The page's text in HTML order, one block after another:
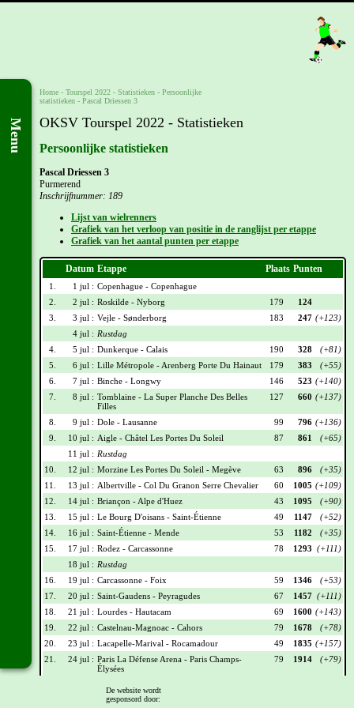
Menu
Home - Tourspel 2022 - Statistieken - Persoonlijke
statistieken - Pascal Driessen 3
OKSV Tourspel 2022 - Statistieken
Persoonlijke statistieken
Pascal Driessen 3
Purmerend
Inschrijfnummer: 189
Lijst van wielrenners
Grafiek van het verloop van positie in de ranglijst per etappe
Grafiek van het aantal punten per etappe
Datum Etappe Plaats Punten
1. 1 jul : Copenhague - Copenhague
2.
2 jul : Roskilde - Nyborg 179
124
3.
3 jul : Vejle - Sønderborg 183 247 (+123)
4 jul : Rustdag
4.
5 jul : Dunkerque - Calais 190 328
(+81)
5.
6 jul : Lille Métropole - Arenberg Porte Du Hainaut 179 383
(+55)
6.
7 jul : Binche - Longwy 146 523 (+140)
7.
8 jul : Tomblaine - La Super Planche Des Belles
Filles
127 660 (+137)
8. 9 jul : Dole - Lausanne 99 796 (+136)
9.
10 jul : Aigle - Châtel Les Portes Du Soleil 87 861
(+65)
11 jul : Rustdag
10.
12 jul : Morzine Les Portes Du Soleil - Megève 63 896
(+35)
11.
13 jul : Albertville - Col Du Granon Serre Chevalier 60 1005 (+109)
12.
14 jul : Briançon - Alpe d'Huez 43 1095
(+90)
13.
15 jul : Le Bourg D'oisans - Saint-Étienne 49 1147
(+52)
14.
16 jul : Saint-Étienne - Mende 53 1182
(+35)
15.
17 jul : Rodez - Carcassonne 78 1293 (+111)
18 jul : Rustdag
16.
19 jul : Carcassonne - Foix 59 1346
(+53)
17.
20 jul : Saint-Gaudens - Peyragudes 67 1457 (+111)
18.
21 jul : Lourdes - Hautacam 69 1600 (+143)
19.
22 jul : Castelnau-Magnoac - Cahors 79 1678
(+78)
20.
23 jul : Lacapelle-Marival - Rocamadour 49 1835 (+157)
21.
24 jul : Paris La Défense Arena - Paris Champs-
Élysées
79 1914 (+79)
Wielrennerslijst
De website wordt
gesponsord door: